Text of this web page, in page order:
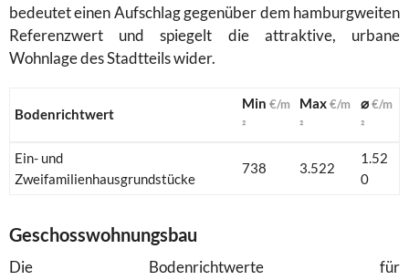
bedeutet einen Aufschlag gegenüber dem hamburgweiten
Referenzwert und spiegelt die attraktive, urbane
Wohnlage des Stadtteils wider.
Bodenrichtwert
Min €/m
²
Max€/m
²
⌀€/m
²
Ein- und
Zweifamilienhausgrundstücke
738 3.522
1.52
0
Geschosswohnungsbau
Die Bodenrichtwerte für